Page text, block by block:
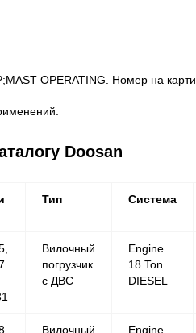
OPERATING. Номер на
Doosan
Тип Система
Вилочный
погрузчик
с ДВС
Engine
18 Ton
DIESEL
Вилочный
Engine